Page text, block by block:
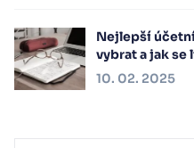
Nejlepší
vybrat a jak se
10. 02. 2025